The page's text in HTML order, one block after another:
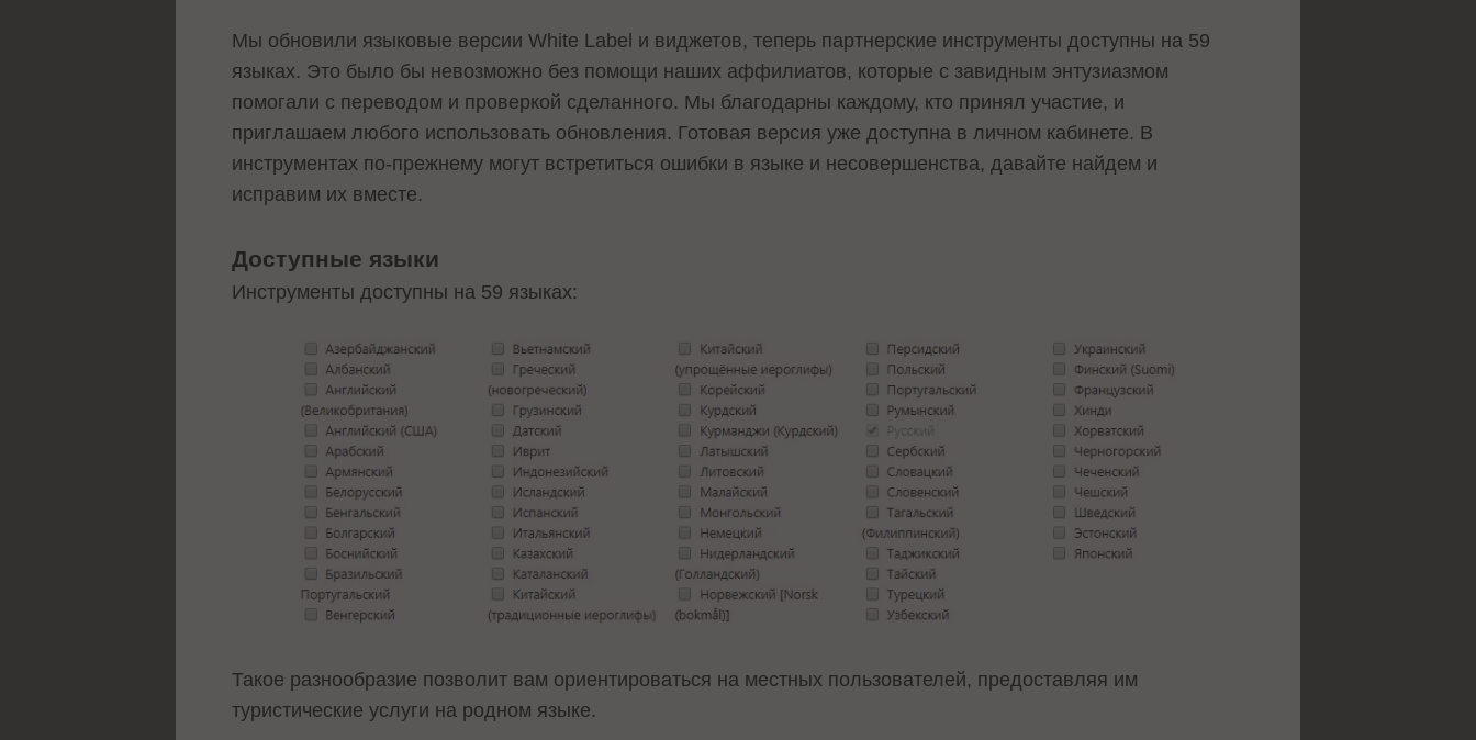
Мы обновили языковые версии White Label и виджетов, теперь партнерские инструменты доступны на 59
языках. Это было бы невозможно без помощи наших аффилиатов, которые с завидным энтузиазмом
помогали с переводом и проверкой сделанного. Мы благодарны каждому, кто принял участие, и
приглашаем любого использовать обновления. Готовая версия уже доступна в личном кабинете. В
инструментах по-прежнему могут встретиться ошибки в языке и несовершенства, давайте найдем и
исправим их вместе.
Доступные языки
Инструменты доступны на 59 языках:
Такое разнообразие позволит вам ориентироваться на местных пользователей, предоставляя им
туристические услуги на родном языке.